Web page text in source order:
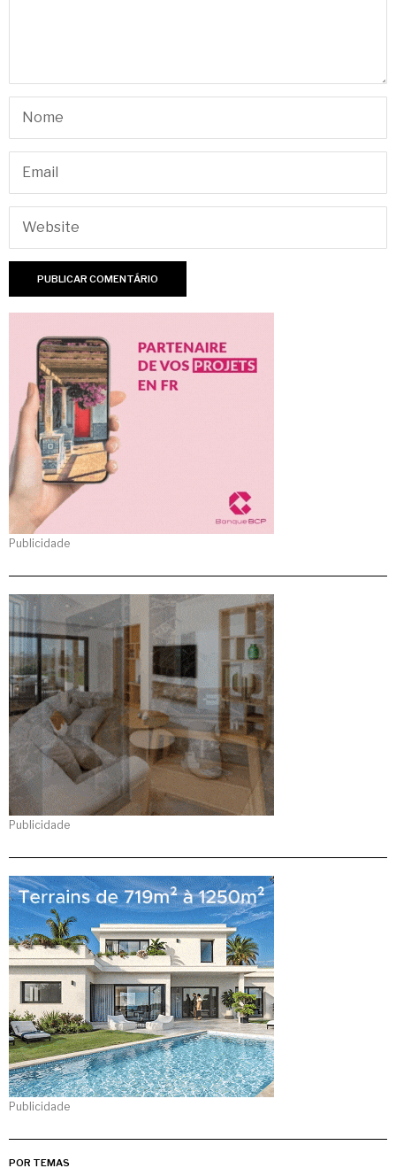
Publicidade
Publicidade
Publicidade
POR TEMAS